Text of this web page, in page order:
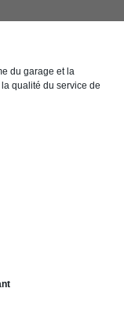
du garage et la
qualité du service de